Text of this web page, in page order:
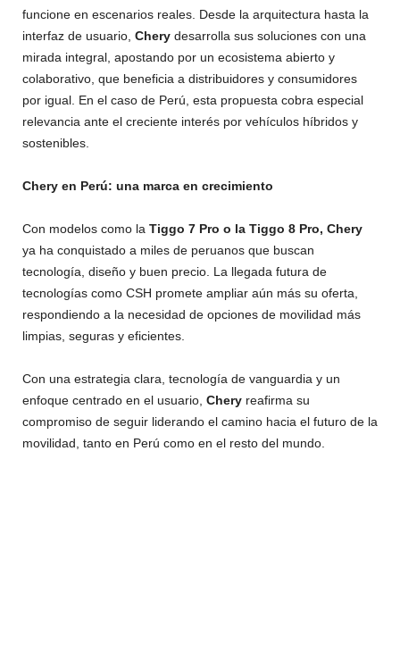
funcione en escenarios reales. Desde la arquitectura hasta la
interfaz de usuario, Chery desarrolla sus soluciones con una
mirada integral, apostando por un ecosistema abierto y
colaborativo, que beneficia a distribuidores y consumidores
por igual. En el caso de Perú, esta propuesta cobra especial
relevancia ante el creciente interés por vehículos híbridos y
sostenibles.
Chery en Perú: una marca en crecimiento
Con modelos como la Tiggo 7 Pro o la Tiggo 8 Pro, Chery
ya ha conquistado a miles de peruanos que buscan
tecnología, diseño y buen precio. La llegada futura de
tecnologías como CSH promete ampliar aún más su oferta,
respondiendo a la necesidad de opciones de movilidad más
limpias, seguras y eficientes.
Con una estrategia clara, tecnología de vanguardia y un
enfoque centrado en el usuario, Chery reafirma su
compromiso de seguir liderando el camino hacia el futuro de la
movilidad, tanto en Perú como en el resto del mundo.